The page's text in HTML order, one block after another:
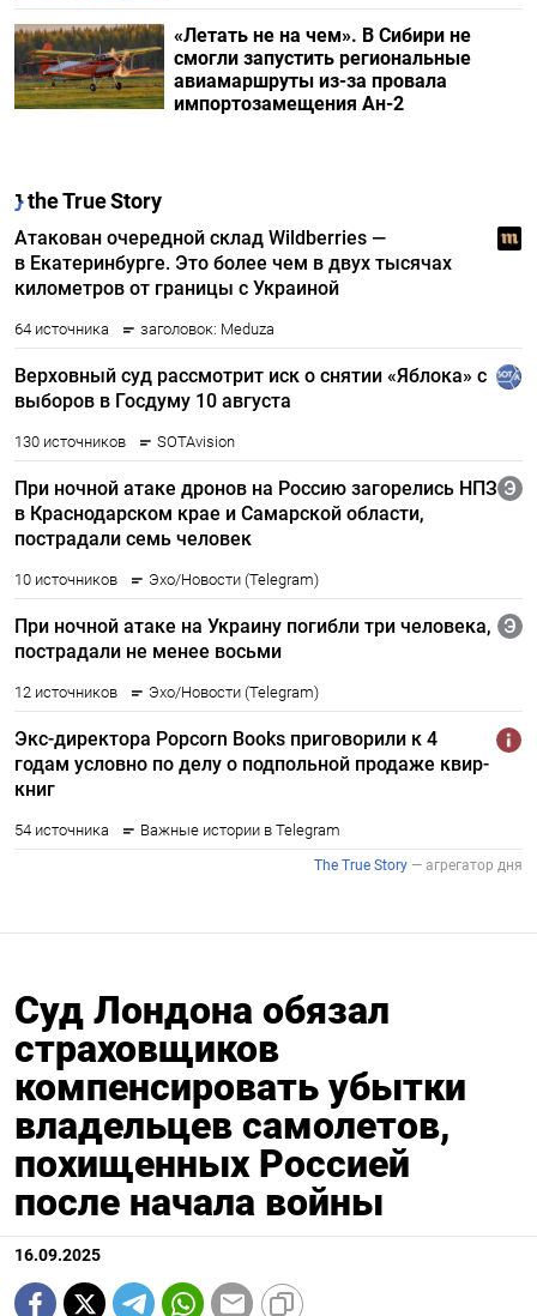
«Летать не на чем». В Сибири не
смогли запустить региональные
авиамаршруты из-за провала
импортозамещения Ан-2
Суд Лондона обязал
страховщиков
компенсировать убытки
владельцев самолетов,
похищенных Россией
после начала войны
16.09.2025